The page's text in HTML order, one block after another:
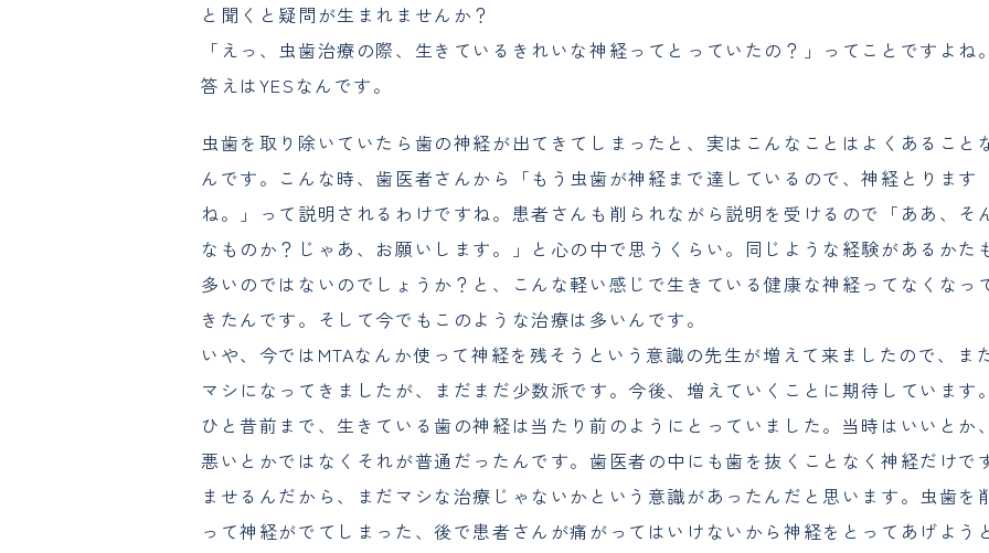
と聞くと疑問が生まれませんか？
「えっ、虫歯治療の際、生きているきれいな神経ってとっていたの？」ってことですよね。
答えはYESなんです。
虫歯を取り除いていたら歯の神経が出てきてしまったと、実はこんなことはよくあること
んです。こんな時、歯医者さんから「もう虫歯が神経まで達しているので、神経とります
ね。」って説明されるわけですね。患者さんも削られながら説明を受けるので「ああ、そ
なものか？じゃあ、お願いします。」と心の中で思うくらい。同じような経験があるかた
多いのではないのでしょうか？と、こんな軽い感じで生きている健康な神経ってなくなっ
きたんです。そして今でもこのような治療は多いんです。
いや、今ではMTAなんか使って神経を残そうという意識の先生が増えて来ましたので、ま
マシになってきましたが、まだまだ少数派です。今後、増えていくことに期待しています。
ひと昔前まで、生きている歯の神経は当たり前のようにとっていました。当時はいいとか、
悪いとかではなくそれが普通だったんです。歯医者の中にも歯を抜くことなく神経だけで
ませるんだから、まだマシな治療じゃないかという意識があったんだと思います。虫歯を
って神経がでてしまった、後で患者さんが痛がってはいけないから神経をとってあげよう